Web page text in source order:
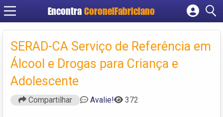
Encontra CoronelFabriciano
Cadastrar empresa
Criar conta
SERAD-CA Serviço de Referência em
Álcool e Drogas para Criança e
Adolescente
Compartilhar Avalie! 372